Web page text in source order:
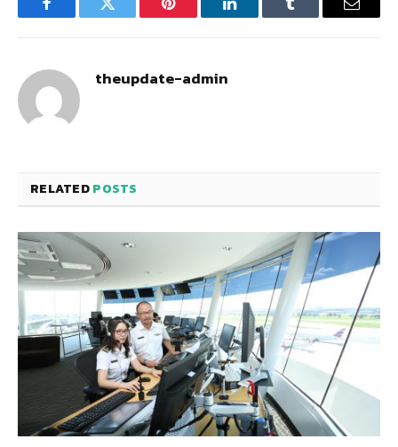
FacebookTwitter Pinterest LinkedInTumblr Email
theupdate-admin
RELATEDPOSTS